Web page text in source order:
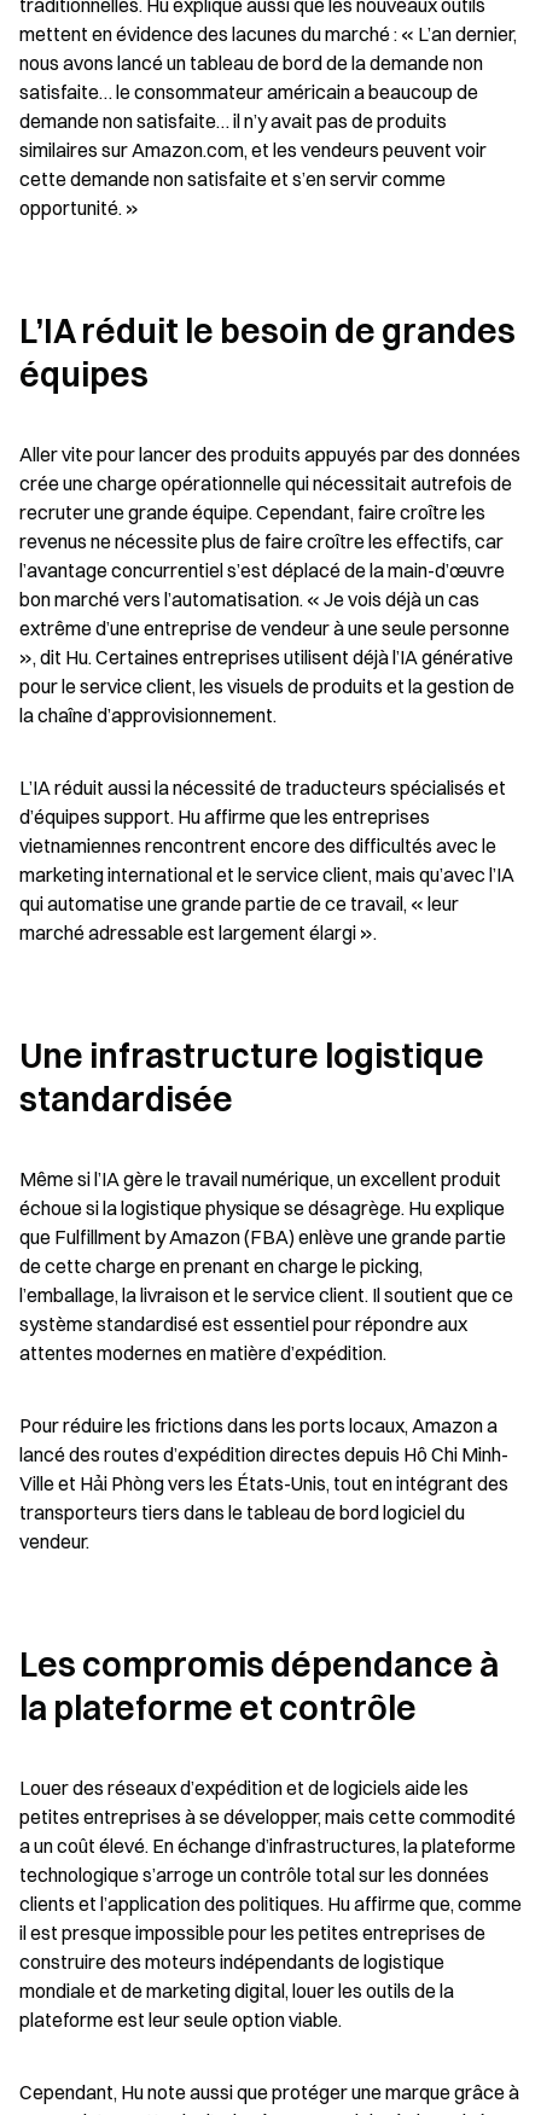
traditionnelles. Hu explique aussi que les nouveaux outils
mettent en évidence des lacunes du marché : « L’an dernier,
nous avons lancé un tableau de bord de la demande non
satisfaite… le consommateur américain a beaucoup de
demande non satisfaite… il n’y avait pas de produits
similaires sur Amazon.com, et les vendeurs peuvent voir
cette demande non satisfaite et s’en servir comme
opportunité. »
L’IA réduit le besoin de grandes
équipes
Aller vite pour lancer des produits appuyés par des données
crée une charge opérationnelle qui nécessitait autrefois de
recruter une grande équipe. Cependant, faire croître les
revenus ne nécessite plus de faire croître les effectifs, car
l’avantage concurrentiel s’est déplacé de la main-d’œuvre
bon marché vers l’automatisation. « Je vois déjà un cas
extrême d’une entreprise de vendeur à une seule personne
», dit Hu. Certaines entreprises utilisent déjà l’IA générative
pour le service client, les visuels de produits et la gestion de
la chaîne d’approvisionnement.
L’IA réduit aussi la nécessité de traducteurs spécialisés et
d’équipes support. Hu affirme que les entreprises
vietnamiennes rencontrent encore des difficultés avec le
marketing international et le service client, mais qu’avec l’IA
qui automatise une grande partie de ce travail, « leur
marché adressable est largement élargi ».
Une infrastructure logistique
standardisée
Même si l’IA gère le travail numérique, un excellent produit
échoue si la logistique physique se désagrège. Hu explique
que Fulfillment by Amazon (FBA) enlève une grande partie
de cette charge en prenant en charge le picking,
l’emballage, la livraison et le service client. Il soutient que ce
système standardisé est essentiel pour répondre aux
attentes modernes en matière d’expédition.
Pour réduire les frictions dans les ports locaux, Amazon a
lancé des routes d’expédition directes depuis Hô Chi Minh-
Ville et Hải Phòng vers les États-Unis, tout en intégrant des
transporteurs tiers dans le tableau de bord logiciel du
vendeur.
Les compromis dépendance à
la plateforme et contrôle
Louer des réseaux d’expédition et de logiciels aide les
petites entreprises à se développer, mais cette commodité
a un coût élevé. En échange d’infrastructures, la plateforme
technologique s’arroge un contrôle total sur les données
clients et l’application des politiques. Hu affirme que, comme
il est presque impossible pour les petites entreprises de
construire des moteurs indépendants de logistique
mondiale et de marketing digital, louer les outils de la
plateforme est leur seule option viable.
Cependant, Hu note aussi que protéger une marque grâce à